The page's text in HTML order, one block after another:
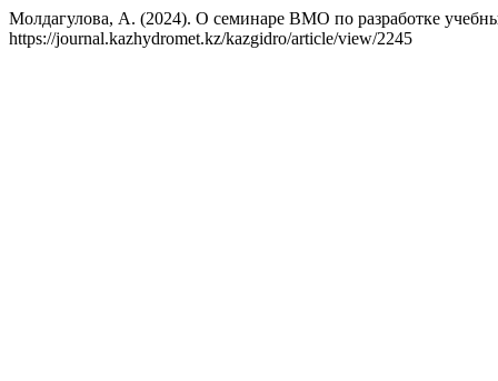
Молдагулова, А. (2024). О семинаре ВМО по разработке
https://journal.kazhydromet.kz/kazgidro/article/view/2245